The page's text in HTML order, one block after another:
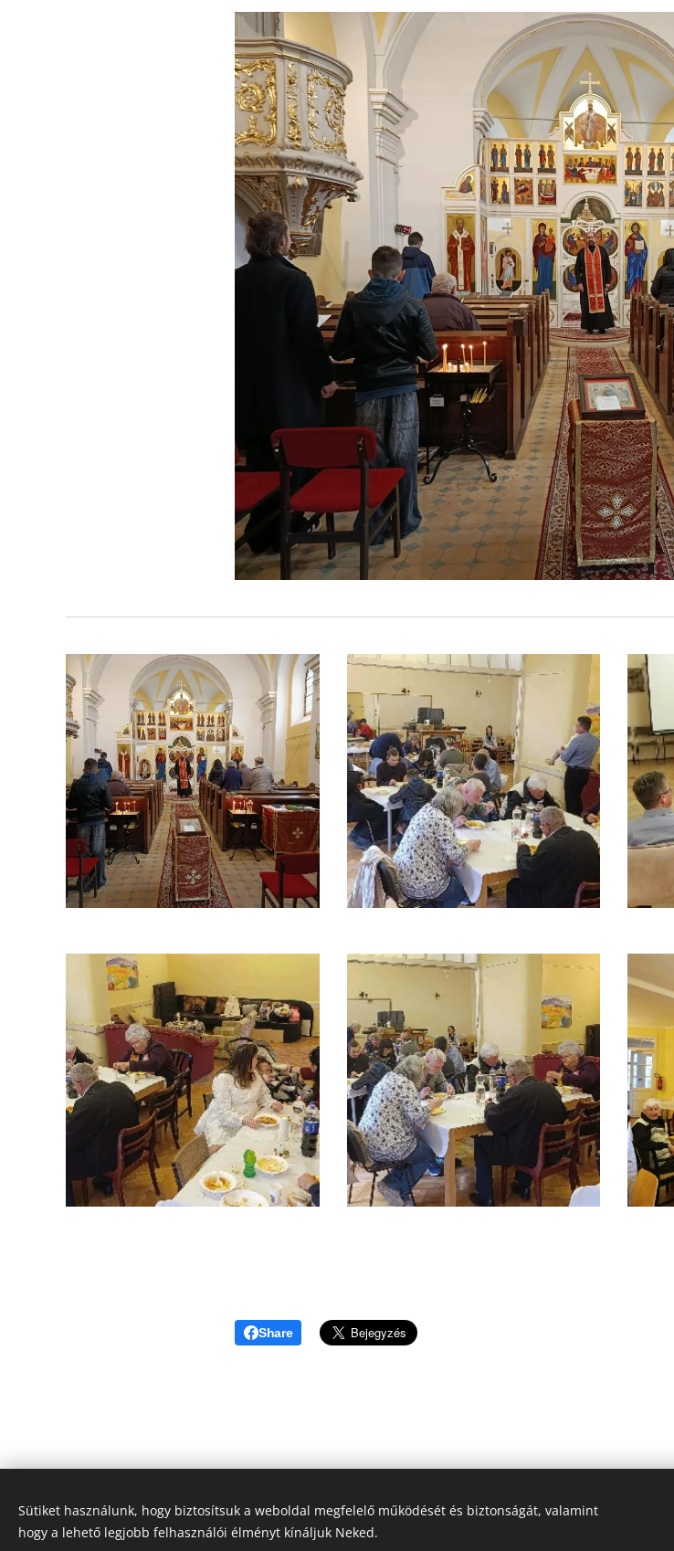
Share
© 2016-2026 Pécsi Görögkatolikus Parókia |
Sütiket használunk, hogy biztosítsuk a weboldal megfelelő működését és biztonságát, valamint
hogy a lehető legjobb felhasználói élményt kínáljuk Neked.